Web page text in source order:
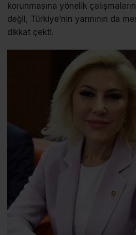
korunmasına yönelik
değil, Türkiye’nin yarınının da
dikkat çekti.